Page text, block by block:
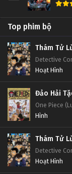
Top phim bộ
Thám Tử
Detective
Hoạt Hình
Đảo Hải
One Piece
Hình
Thám Tử
Detective
Hoạt Hình